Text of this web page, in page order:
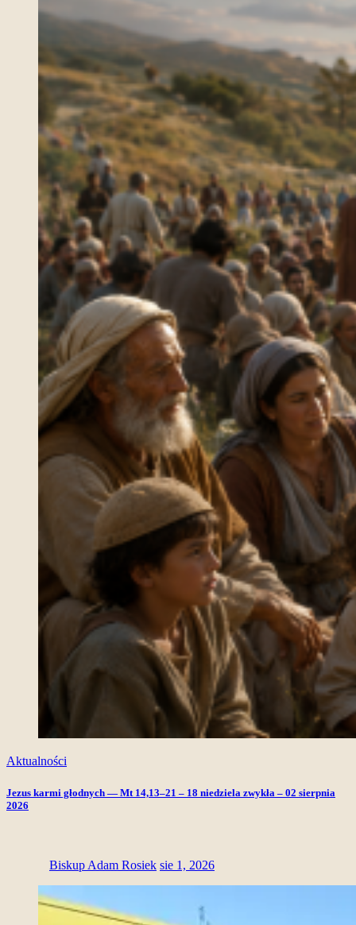
Aktualności
Jezus karmi głodnych — Mt 14,13–21 – 18 niedziela zwykła – 02 sierpnia
2026
Biskup Adam Rosiek sie 1, 2026